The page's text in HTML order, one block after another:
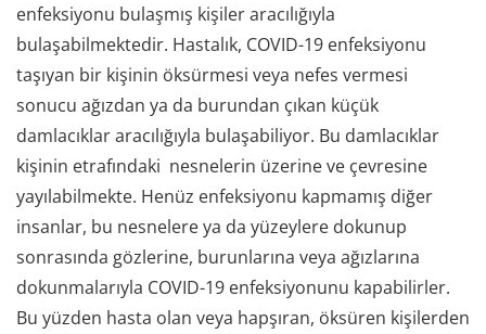
enfeksiyonu bulaşmış kişiler aracılığıyla
bulaşabilmektedir. Hastalık, COVID-19 enfeksiyonu
taşıyan bir kişinin öksürmesi veya nefes vermesi
sonucu ağızdan ya da burundan çıkan küçük
damlacıklar aracılığıyla bulaşabiliyor. Bu damlacıklar
kişinin etrafındaki nesnelerin üzerine ve çevresine
yayılabilmekte. Henüz enfeksiyonu kapmamış diğer
insanlar, bu nesnelere ya da yüzeylere dokunup
sonrasında gözlerine, burunlarına veya ağızlarına
dokunmalarıyla COVID-19 enfeksiyonunu kapabilirler.
Bu yüzden hasta olan veya hapşıran, öksüren kişilerden